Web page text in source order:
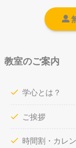
教室のご案内
学心とは？
ご挨拶
時間割・カレ